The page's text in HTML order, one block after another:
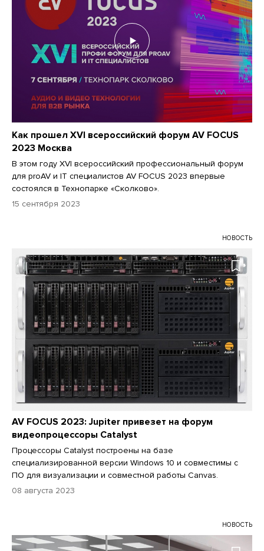
Как прошел XVI всероссийский форум AV FOCUS
2023 Москва
В этом году XVI всероссийский профессиональный форум
для proAV и IT специалистов AV FOCUS 2023 впервые
состоялся в Технопарке «Сколково».
15 сентября 2023
НОВОСТЬ
AV FOCUS 2023: Jupiter привезет на форум
видеопроцессоры Catalyst
Процессоры Catalyst построены на базе
специализированной версии Windows 10 и совместимы с
ПО для визуализации и совместной работы Canvas.
08 августа 2023
НОВОСТЬ